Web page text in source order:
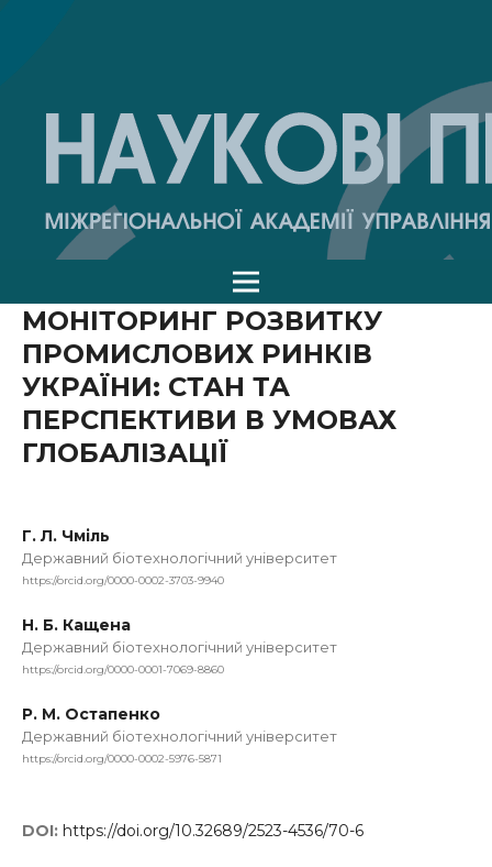
МОНІТОРИНГ РОЗВИТКУ
ПРОМИСЛОВИХ РИНКІВ
УКРАЇНИ: СТАН ТА
ПЕРСПЕКТИВИ В УМОВАХ
ГЛОБАЛІЗАЦІЇ
Г. Л. Чміль
Державний біотехнологічний університет
https://orcid.org/0000-0002-3703-9940
Н. Б. Кащена
Державний біотехнологічний університет
https://orcid.org/0000-0001-7069-8860
Р. М. Остапенко
Державний біотехнологічний університет
https://orcid.org/0000-0002-5976-5871
DOI: https://doi.org/10.32689/2523-4536/70-6